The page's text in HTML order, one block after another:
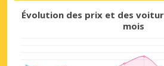
Évolution des prix et des
mois